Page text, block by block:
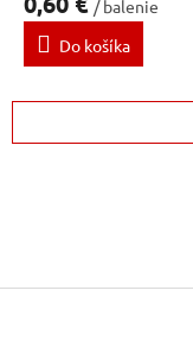
/ balenie
Do košíka
Z